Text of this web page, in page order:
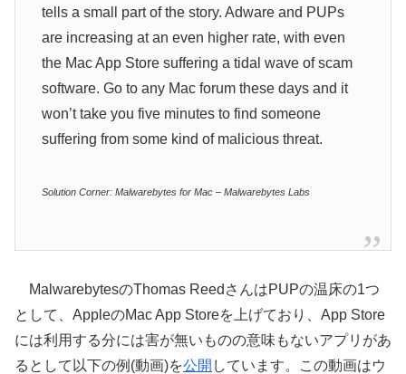
tells a small part of the story. Adware and PUPs
are increasing at an even higher rate, with even
the Mac App Store suffering a tidal wave of scam
software. Go to any Mac forum these days and it
won’t take you five minutes to find someone
suffering from some kind of malicious threat.
Solution Corner: Malwarebytes for Mac – Malwarebytes Labs
MalwarebytesのThomas ReedさんはPUPの温床の1つ
として、AppleのMac App Storeを上げており、App Store
には利用する分には害が無いものの意味もないアプリがあ
るとして以下の例(動画)を公開 しています。この動画はウ